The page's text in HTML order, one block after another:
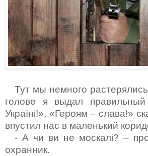
Тут мы немного
голове я выдал
Україні!». «Героям – слава!»
впустил нас в маленький
- А чи ви не москалі? –
охранник.